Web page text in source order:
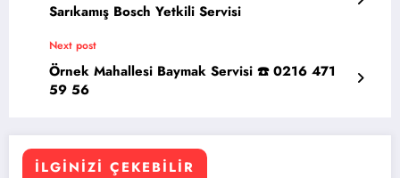
Sarıkamış Bosch Yetkili Servisi
Next post
Örnek Mahallesi Baymak Servisi ☎️ 0216 471
59 56
İLGINIZI ÇEKEBILIR